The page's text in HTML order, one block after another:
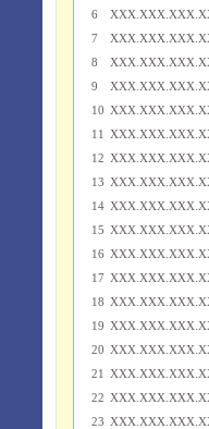
6
7
8
9
10
11
12
13
14
15
16
17
18
19
20
21
22
23